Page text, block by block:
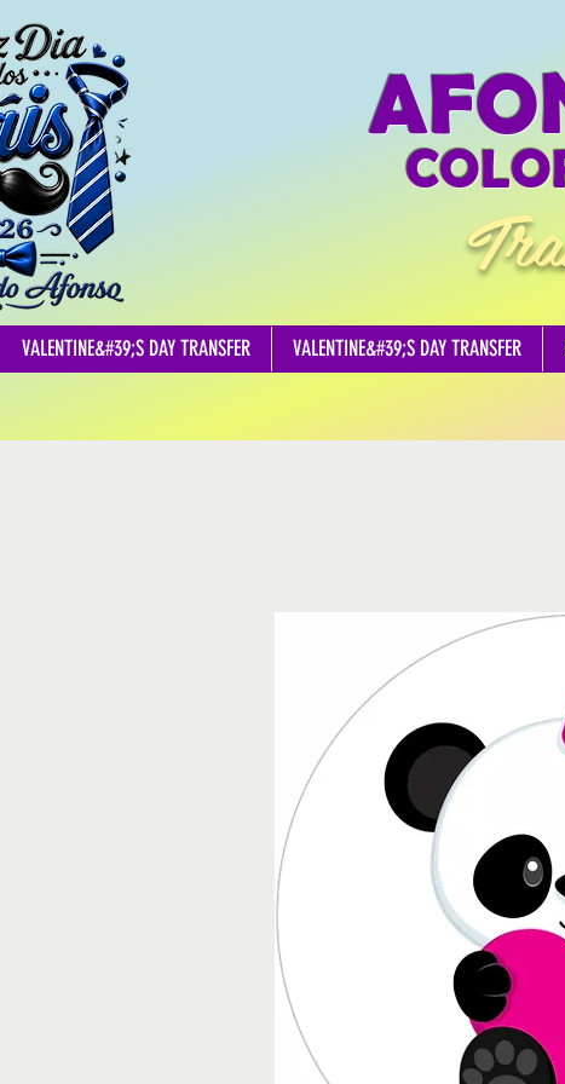
VALENTINE&#39;S DAY TRANSFER VALENTINE&#39;S DAY TRANSFER